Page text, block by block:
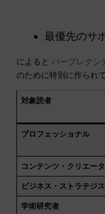
最優先のサ
によるとパープレクシ
のために特別に作られ
対象読者
プロフェッショナル
コンテンツ・クリエー
ビジネス・ストラテジス
学術研究者